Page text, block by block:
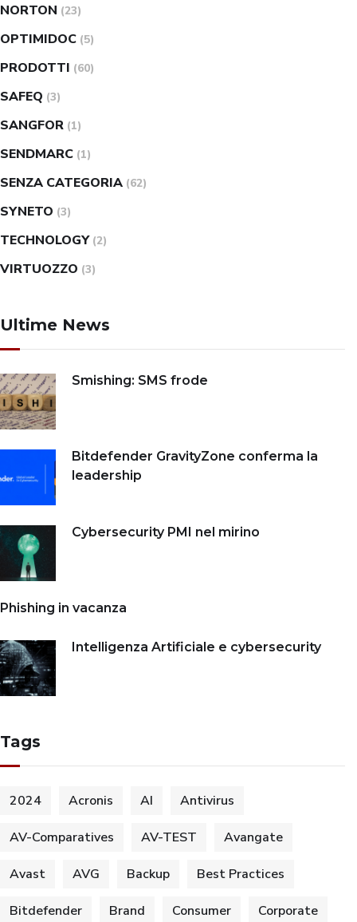
NORTON (23)
OPTIMIDOC (5)
PRODOTTI (60)
SAFEQ (3)
SANGFOR (1)
SENDMARC (1)
SENZA CATEGORIA (62)
SYNETO (3)
TECHNOLOGY (2)
VIRTUOZZO (3)
Ultime News
Smishing: SMS frode
Bitdefender GravityZone conferma la
leadership
Cybersecurity PMI nel mirino
Phishing in vacanza
Intelligenza Artificiale e cybersecurity
Tags
2024 Acronis AI Antivirus
AV-Comparatives AV-TEST Avangate
Avast AVG Backup Best Practices
Bitdefender Brand Consumer Corporate